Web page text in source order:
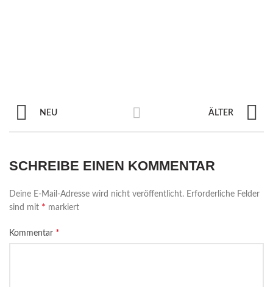
NEU ÄLTER
SCHREIBE EINEN KOMMENTAR
Deine E-Mail-Adresse wird nicht veröffentlicht. Erforderliche Felder
sind mit * markiert
Kommentar *